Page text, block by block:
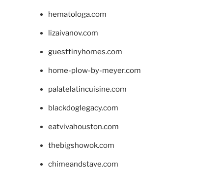
hematologa.com
lizaivanov.com
guesttinyhomes.com
home-plow-by-meyer.com
palatelatincuisine.com
blackdoglegacy.com
eatvivahouston.com
thebigshowok.com
chimeandstave.com